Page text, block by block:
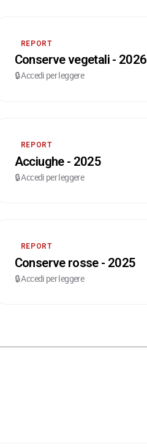
REPORT
Conserve vegetali - 2026
🔒 Accedi per leggere
REPORT
Acciughe - 2025
🔒 Accedi per leggere
REPORT
Conserve rosse - 2025
🔒 Accedi per leggere